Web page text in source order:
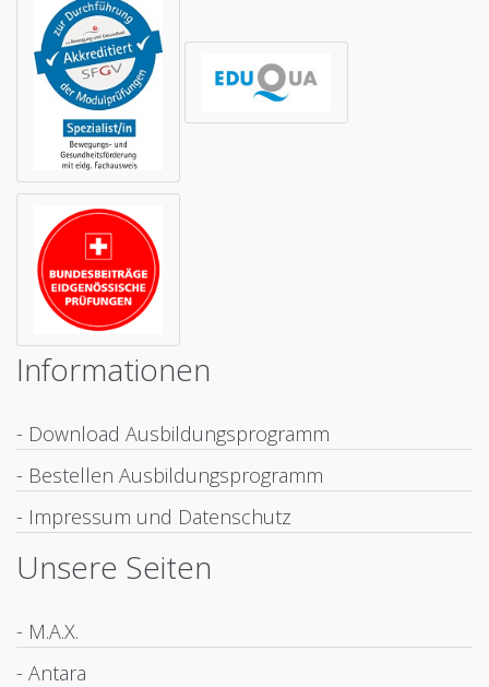
Informationen
- Download Ausbildungsprogramm
- Bestellen Ausbildungsprogramm
- Impressum und Datenschutz
Unsere Seiten
- M.A.X.
- Antara